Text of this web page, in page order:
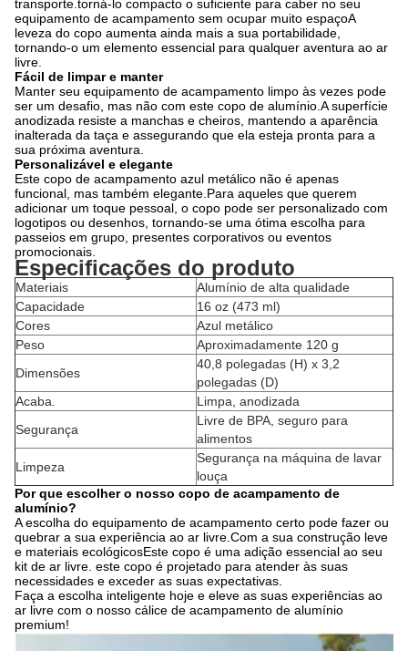
transporte.torná-lo compacto o suficiente para caber no seu
equipamento de acampamento sem ocupar muito espaçoA
leveza do copo aumenta ainda mais a sua portabilidade,
tornando-o um elemento essencial para qualquer aventura ao ar
livre.
Fácil de limpar e manter
Manter seu equipamento de acampamento limpo às vezes pode
ser um desafio, mas não com este copo de alumínio.A superfície
anodizada resiste a manchas e cheiros, mantendo a aparência
inalterada da taça e assegurando que ela esteja pronta para a
sua próxima aventura.
Personalizável e elegante
Este copo de acampamento azul metálico não é apenas
funcional, mas também elegante.Para aqueles que querem
adicionar um toque pessoal, o copo pode ser personalizado com
logotipos ou desenhos, tornando-se uma ótima escolha para
passeios em grupo, presentes corporativos ou eventos
promocionais.
Especificações do produto
Materiais
Alumínio de alta qualidade
Capacidade
16 oz (473 ml)
Cores
Azul metálico
Peso
Aproximadamente 120 g
Dimensões
40,8 polegadas (H) x 3,2
polegadas (D)
Acaba.
Limpa, anodizada
Segurança
Livre de BPA, seguro para
alimentos
Limpeza
Segurança na máquina de lavar
louça
Por que escolher o nosso copo de acampamento de
alumínio?
A escolha do equipamento de acampamento certo pode fazer ou
quebrar a sua experiência ao ar livre.Com a sua construção leve
e materiais ecológicosEste copo é uma adição essencial ao seu
kit de ar livre. este copo é projetado para atender às suas
necessidades e exceder as suas expectativas.
Faça a escolha inteligente hoje e eleve as suas experiências ao
ar livre com o nosso cálice de acampamento de alumínio
premium!